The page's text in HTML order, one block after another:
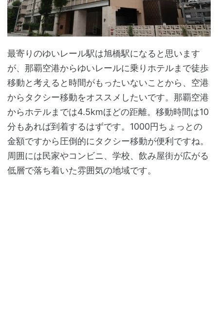
最寄りのゆいレール駅は旭橋駅になると思います
が、那覇空港からゆいレールに乗りホテルまで徒歩
移動と考えると時間がもったいないことから、空港
からタクシー移動をオススメしたいです。那覇空港
からホテルまでは4.5kmほどの距離。移動時間は10
分もあれば到着するはずです。1000円ちょっとの
金額ですから圧倒的にタクシー移動が便利ですね。
周囲には民家やコンビニ、学校、飲み屋街が広がる
低層で落ち着いた雰囲気の地域です。